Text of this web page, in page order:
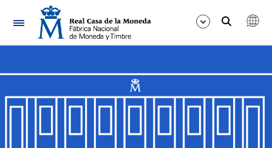
Navegación
Mostrar/Ocultar